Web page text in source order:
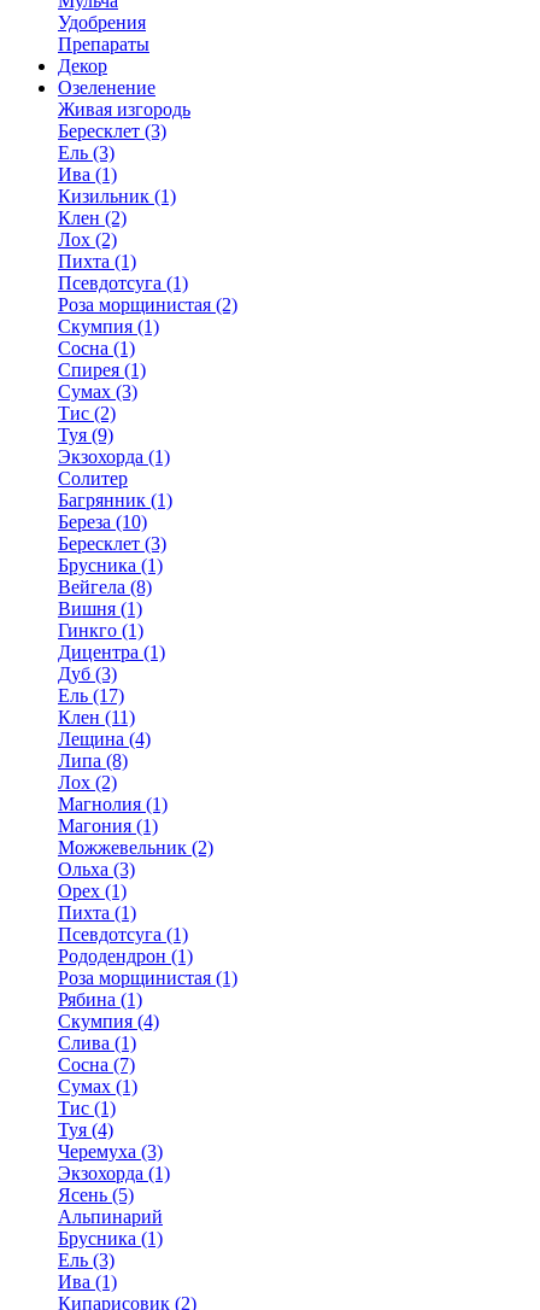
Удобрения
Препараты
Декор
Озеленение
Живая изгородь
Бересклет (3)
Ель (3)
Ива (1)
Кизильник (1)
Клен (2)
Лох (2)
Пихта (1)
Псевдотсуга (1)
Роза морщинистая (2)
Скумпия (1)
Сосна (1)
Спирея (1)
Сумах (3)
Тис (2)
Туя (9)
Экзохорда (1)
Солитер
Багрянник (1)
Береза (10)
Бересклет (3)
Брусника (1)
Вейгела (8)
Вишня (1)
Гинкго (1)
Дицентра (1)
Дуб (3)
Ель (17)
Клен (11)
Лещина (4)
Липа (8)
Лох (2)
Магнолия (1)
Магония (1)
Можжевельник (2)
Ольха (3)
Орех (1)
Пихта (1)
Псевдотсуга (1)
Рододендрон (1)
Роза морщинистая (1)
Рябина (1)
Скумпия (4)
Слива (1)
Сосна (7)
Сумах (1)
Тис (1)
Туя (4)
Черемуха (3)
Экзохорда (1)
Ясень (5)
Альпинарий
Брусника (1)
Ель (3)
Ива (1)
Кипарисовик (2)